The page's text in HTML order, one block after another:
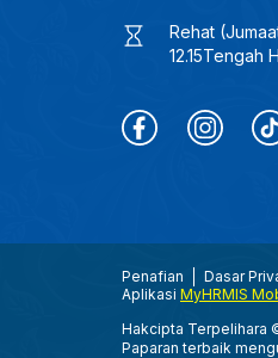
Rehat
12.15Tengah
Penafian Dasar
Aplikasi MyHRMIS
Hakcipta Terpelihara
Paparan terbaik